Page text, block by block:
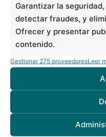
Garantizar la
detectar fraudes, y
Ofrecer y presentar
contenido.
Gestionar 275 proveedoresLeer
Soins dentaires en
BUCALIA BARCELONA
C/ d'Aribau 7, bajos
08011 Barcelona
BUCALIA BADALONA
C/ Mozart 19, bajos
08917 Badalona